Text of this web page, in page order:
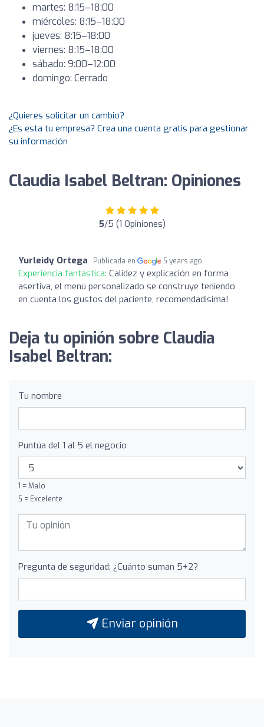
martes: 8:15–18:00
miércoles: 8:15–18:00
jueves: 8:15–18:00
viernes: 8:15–18:00
sábado: 9:00–12:00
domingo: Cerrado
¿Quieres solicitar un cambio?
¿Es esta tu empresa? Crea una cuenta gratis para gestionar
su información
Claudia Isabel Beltran: Opiniones
5/5 (1 Opiniones)
Yurleidy Ortega Publicada en 5 years ago
Experiencia fantástica: Calidez y explicación en forma
asertiva, el menú personalizado se construye teniendo
en cuenta los gustos del paciente, recomendadisima!
Deja tu opinión sobre Claudia
Isabel Beltran:
Tu nombre
Puntúa del 1 al 5 el negocio
1 = Malo
5 = Excelente
Pregunta de seguridad: ¿Cuánto suman 5+2?
Enviar opinión